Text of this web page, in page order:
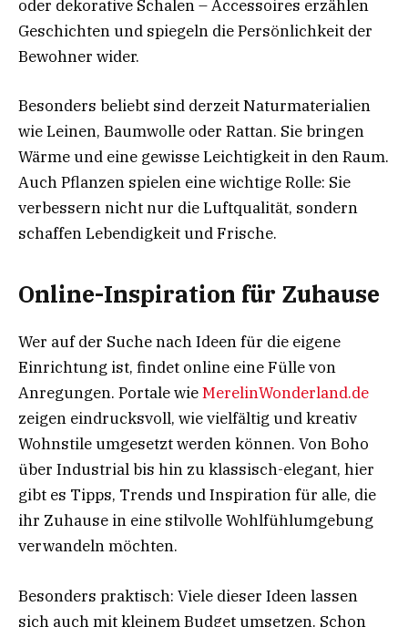
oder dekorative Schalen – Accessoires erzählen
Geschichten und spiegeln die Persönlichkeit der
Bewohner wider.
Besonders beliebt sind derzeit Naturmaterialien
wie Leinen, Baumwolle oder Rattan. Sie bringen
Wärme und eine gewisse Leichtigkeit in den Raum.
Auch Pflanzen spielen eine wichtige Rolle: Sie
verbessern nicht nur die Luftqualität, sondern
schaffen Lebendigkeit und Frische.
Online-Inspiration für Zuhause
Wer auf der Suche nach Ideen für die eigene
Einrichtung ist, findet online eine Fülle von
Anregungen. Portale wieMerelinWonderland.de
zeigen eindrucksvoll, wie vielfältig und kreativ
Wohnstile umgesetzt werden können. Von Boho
über Industrial bis hin zu klassisch-elegant, hier
gibt es Tipps, Trends und Inspiration für alle, die
ihr Zuhause in eine stilvolle Wohlfühlumgebung
verwandeln möchten.
Besonders praktisch: Viele dieser Ideen lassen
sich auch mit kleinem Budget umsetzen. Schon